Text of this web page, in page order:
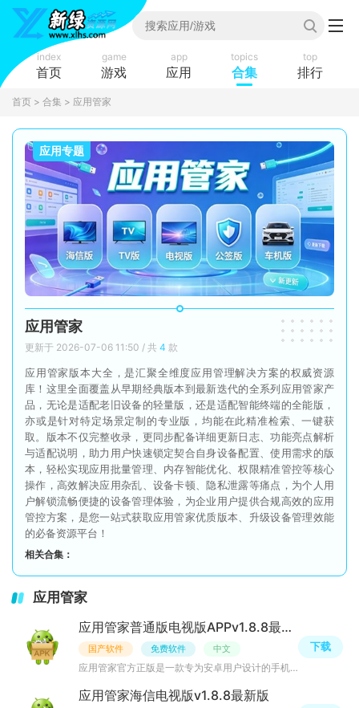
index
首页
game
游戏
app
应用
topics
合集
top
排行
首页 > 合集 > 应用管家
应用专题
应用管家
更新于 2026-07-06 11:50 / 共 4 款
应用管家版本大全，是汇聚全维度应用管理解决方案的权威资源
库！这里全面覆盖从早期经典版本到最新迭代的全系列应用管家产
品，无论是适配老旧设备的轻量版，还是适配智能终端的全能版，
亦或是针对特定场景定制的专业版，均能在此精准检索、一键获
取。版本不仅完整收录，更同步配备详细更新日志、功能亮点解析
与适配说明，助力用户快速锁定契合自身设备配置、使用需求的版
本，轻松实现应用批量管理、内存智能优化、权限精准管控等核心
操作，高效解决应用杂乱、设备卡顿、隐私泄露等痛点，为个人用
户解锁流畅便捷的设备管理体验，为企业用户提供合规高效的应用
管控方案，是您一站式获取应用管家优质版本、升级设备管理效能
的必备资源平台！
相关合集：
应用管家
应用管家普通版电视版APPv1.8.8最新版
国产软件 免费软件 中文
应用管家官方正版是一款专为安卓用户设计的手机应用管理工具。它集成了软件卸载、安装包提取、应用备份和存
下载
应用管家海信电视版v1.8.8最新版